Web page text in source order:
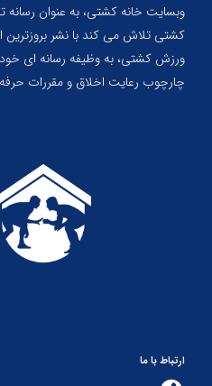
وبسایت خانه کشتی، به عنوان
کشتی تلاش می کند با نشر بروزترین
ورزش کشتی، به وظیفه رسانه ای
چارچوب رعایت اخلاق و مقررات
ارتباط با ما